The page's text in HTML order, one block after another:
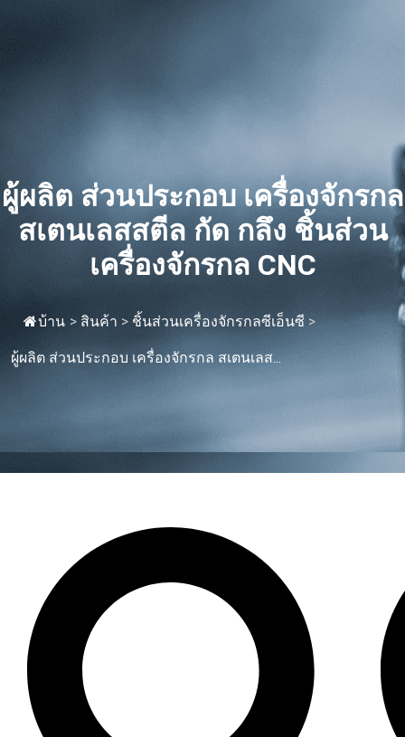
ผู้ผลิต ส่วนประกอบ เครื่องจักรกล
สเตนเลสสตีล กัด กลึง ชิ้นส่วน
เครื่องจักรกล CNC
บ้าน > สินค้า > ชิ้นส่วนเครื่องจักรกลซีเอ็นซี >
ผู้ผลิต ส่วนประกอบ เครื่องจักรกล สเตนเลส...